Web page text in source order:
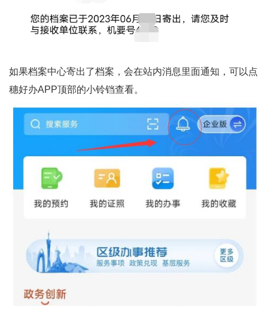
如果档案中心寄出了档案，会在站内消息里面通知，可以点
穗好办APP顶部的小铃铛查看。